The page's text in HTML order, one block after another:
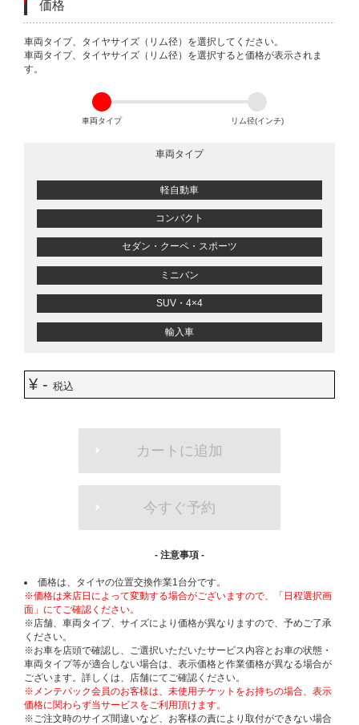
価格
VARIATIONS
車両タイプ、タイヤサイズ（リム径）を選択してください。
車両タイプ、タイヤサイズ（リム径）を選択すると価格が表示されま
す。
車両タイプ リム径(インチ)
車両タイプ
軽自動車
コンパクト
セダン・クーペ・スポーツ
ミニバン
SUV・4×4
輸入車
¥ - 税込
OPTIONS
カートに追加
今すぐ予約
- 注意事項 -
価格は、タイヤの位置交換作業1台分です。
※価格は来店日によって変動する場合がございますので、「日程選択画
面」にてご確認ください。
※店舗、車両タイプ、サイズにより価格が異なりますので、予めご了承
ください。
※お車を店頭で確認し、ご選択いただいたサービス内容とお車の状態・
車両タイプ等が適合しない場合は、表示価格と作業価格が異なる場合が
ございます。詳しくは、店舗にてご確認ください。
※メンテパック会員のお客様は、未使用チケットをお持ちの場合、表示
価格に関わらず当サービスをご利用頂けます。
※ご注文時のサイズ間違いなど、お客様の責により取付ができない場合